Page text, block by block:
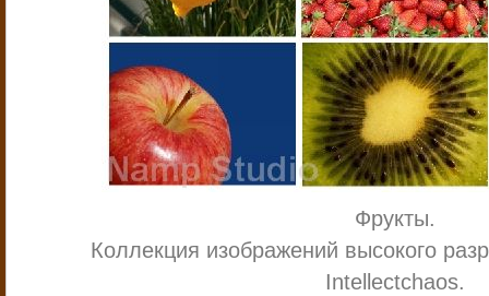
Фрукты.
Коллекция изображений высокого
Intellectchaos.